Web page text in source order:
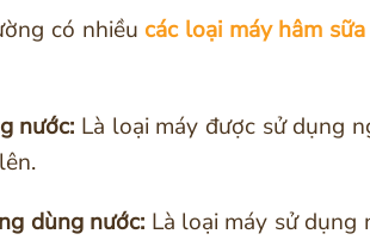
có nhiều các loại máy hâm sữa
nước: Là loại máy được sử dụng
dùng nước: Là loại máy sử dụng